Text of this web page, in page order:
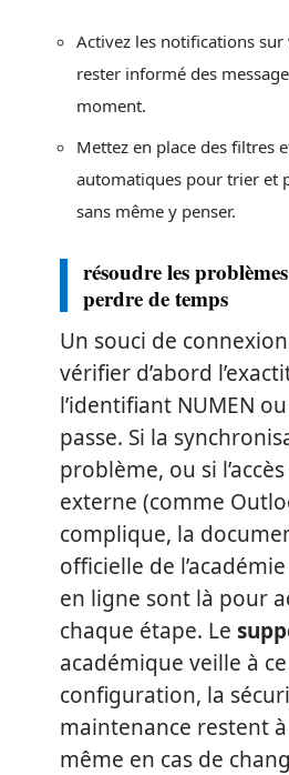
Activez les notifications
rester informé des
moment.
Mettez en place des filtres
automatiques pour trier et
sans même y penser.
résoudre les
perdre de temps
Un souci de
vérifier d’abord
l’identifiant NUMEN
passe. Si la
problème, ou si
externe (comme
complique, la
officielle de
en ligne sont là pour
chaque étape. Le
académique veille à
configuration, la
maintenance restent
même en cas de